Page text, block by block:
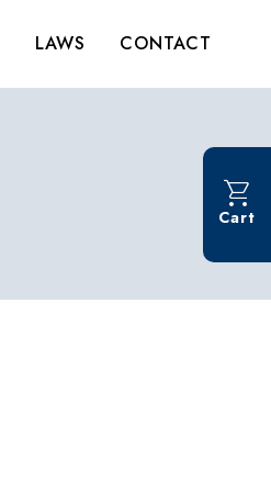
LAWS CONTACT
Cart